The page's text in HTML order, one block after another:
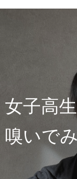
女子高
嗅いで